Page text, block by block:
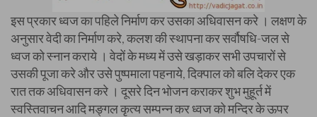
इस प्रकार ध्वज का पहिले निर्माण कर उसका अधिवासन करे । लक्षण के
अनुसार वेदी का निर्माण करे, कलश की स्थापना कर सर्वौषधि-जल से
ध्वज को स्नान कराये । वेदों के मध्य में उसे खड़ाकर सभी उपचारों से
उसकी पूजा करे और उसे पुष्पमाला पहनाये, दिक्पाल को बलि देकर एक
रात तक अधिवासन करे । दूसरे दिन भोजन कराकर शुभ मुहूर्त में
स्वस्तिवाचन आदि मङ्गल कृत्य सम्पन्न कर ध्वज को मन्दिर के ऊपर